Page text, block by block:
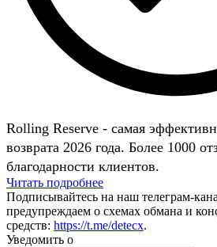
Rolling Reserve - самая
возврата 2026 года. Более 1000
благодарности клиентов.
Читать подробнее
Подписывайтесь на наш телеграм-
предупреждаем о схемах обмана и
средств: https://t.me/detecx.
Уведомить о